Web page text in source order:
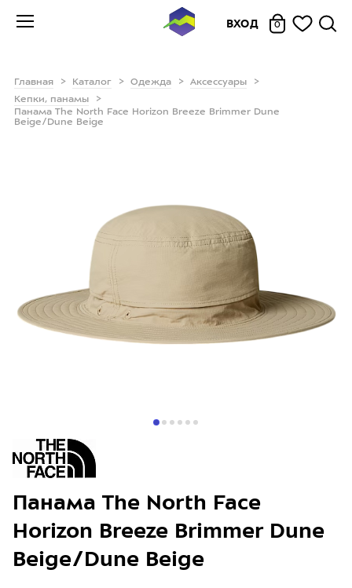
ВХОД 0
Главная Каталог Одежда
Аксессуары
Кепки, панамы
Панама The North Face Horizon Breeze Brimmer Dune
Beige/Dune Beige
Панама The North Face
Horizon Breeze Brimmer Dune
Beige/Dune Beige